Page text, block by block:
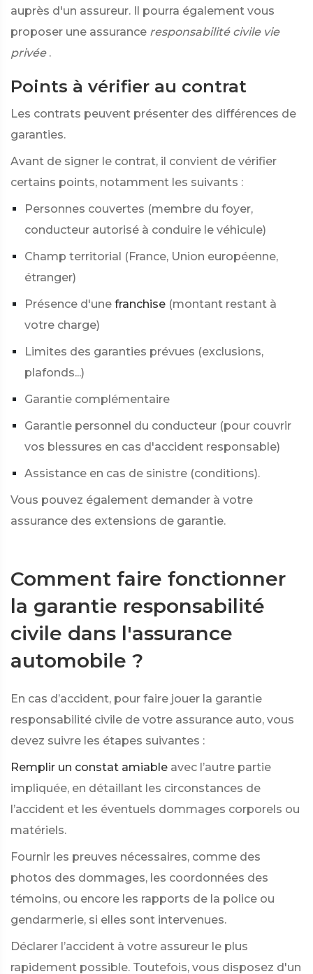
auprès d'un assureur. Il pourra également vous
proposer une assurance responsabilité civile vie
privée .
Points à vérifier au contrat
Les contrats peuvent présenter des différences de
garanties.
Avant de signer le contrat, il convient de vérifier
certains points, notamment les suivants :
Personnes couvertes (membre du foyer,
conducteur autorisé à conduire le véhicule)
Champ territorial (France, Union européenne,
étranger)
Présence d'une franchise (montant restant à
votre charge)
Limites des garanties prévues (exclusions,
plafonds...)
Garantie complémentaire
Garantie personnel du conducteur (pour couvrir
vos blessures en cas d'accident responsable)
Assistance en cas de sinistre (conditions).
Vous pouvez également demander à votre
assurance des extensions de garantie.
Comment faire fonctionner
la garantie responsabilité
civile dans l'assurance
automobile ?
En cas d’accident, pour faire jouer la garantie
responsabilité civile de votre assurance auto, vous
devez suivre les étapes suivantes :
Remplir un constat amiable avec l’autre partie
impliquée, en détaillant les circonstances de
l’accident et les éventuels dommages corporels ou
matériels.
Fournir les preuves nécessaires, comme des
photos des dommages, les coordonnées des
témoins, ou encore les rapports de la police ou
gendarmerie, si elles sont intervenues.
Déclarer l’accident à votre assureur le plus
rapidement possible. Toutefois, vous disposez d'un